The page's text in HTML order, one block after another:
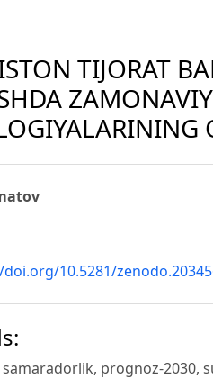
TIJORAT
10.5281/
prognoz-2030,